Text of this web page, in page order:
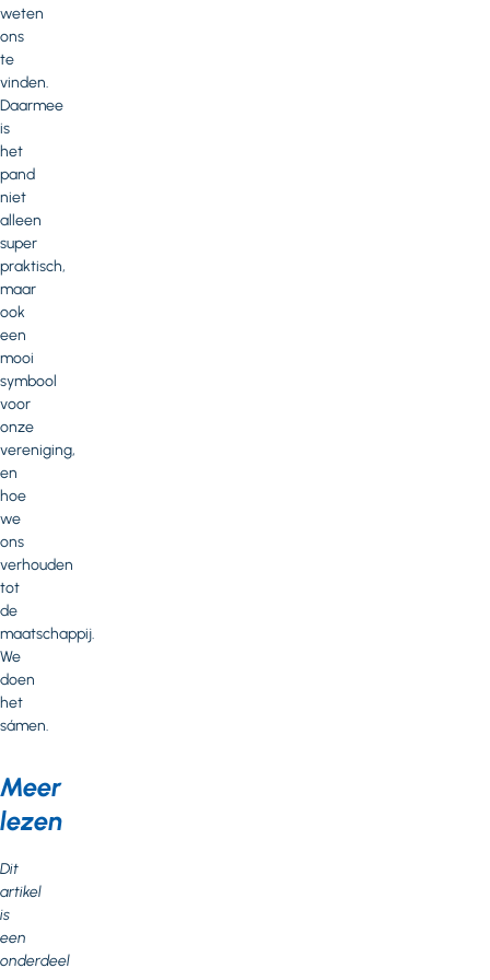
weten
ons
te
vinden.
Daarmee
is
het
pand
niet
alleen
super
praktisch,
maar
ook
een
mooi
symbool
voor
onze
vereniging,
en
hoe
we
ons
verhouden
tot
de
maatschappij.
We
doen
het
sámen.
Meer
lezen
Dit
artikel
is
een
onderdeel